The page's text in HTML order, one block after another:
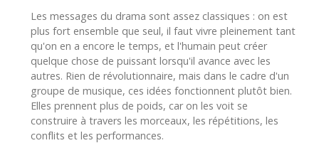
Les messages du drama sont assez classiques : on est
plus fort ensemble que seul, il faut vivre pleinement tant
qu'on en a encore le temps, et l'humain peut créer
quelque chose de puissant lorsqu'il avance avec les
autres. Rien de révolutionnaire, mais dans le cadre d'un
groupe de musique, ces idées fonctionnent plutôt bien.
Elles prennent plus de poids, car on les voit se
construire à travers les morceaux, les répétitions, les
conflits et les performances.